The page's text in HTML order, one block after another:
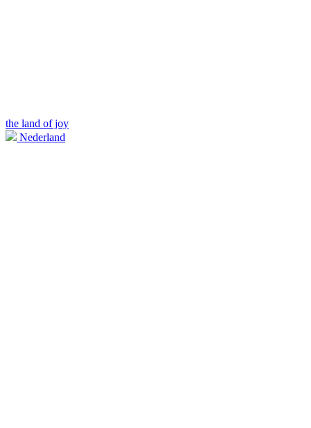
the land of joy
Nederland